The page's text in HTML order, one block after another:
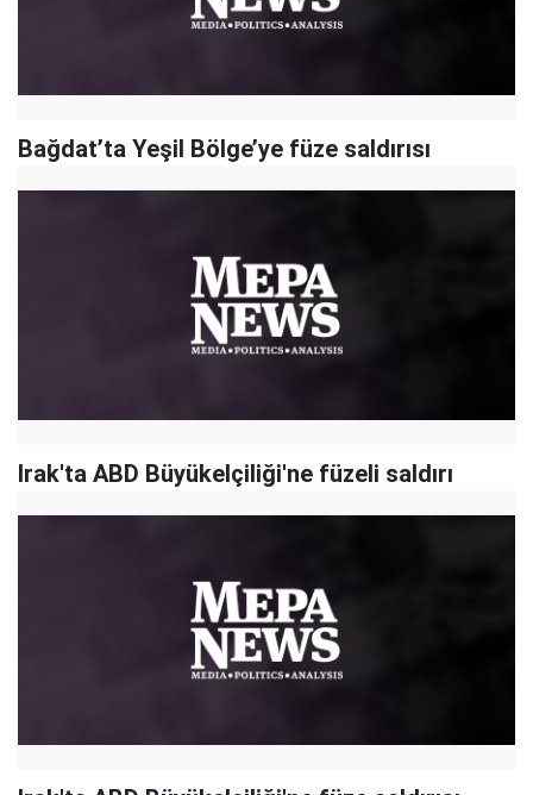
Bağdat’ta Yeşil Bölge’ye füze saldırısı
Irak'ta ABD Büyükelçiliği'ne füzeli saldırı